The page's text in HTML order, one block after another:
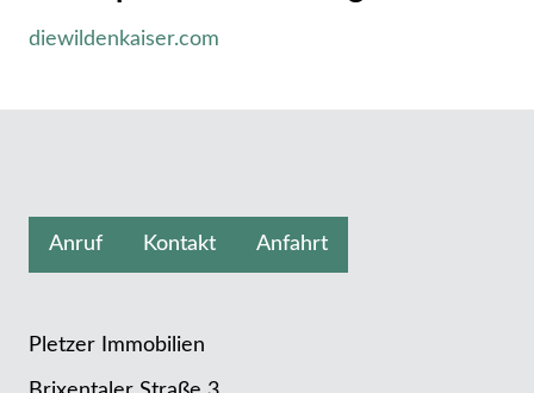
diewildenkaiser.com
Anruf Kontakt Anfahrt
Pletzer Immobilien